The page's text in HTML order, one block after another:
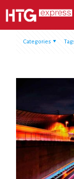
Categories